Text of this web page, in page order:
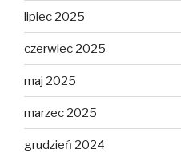
lipiec 2025
czerwiec 2025
maj 2025
marzec 2025
grudzień 2024